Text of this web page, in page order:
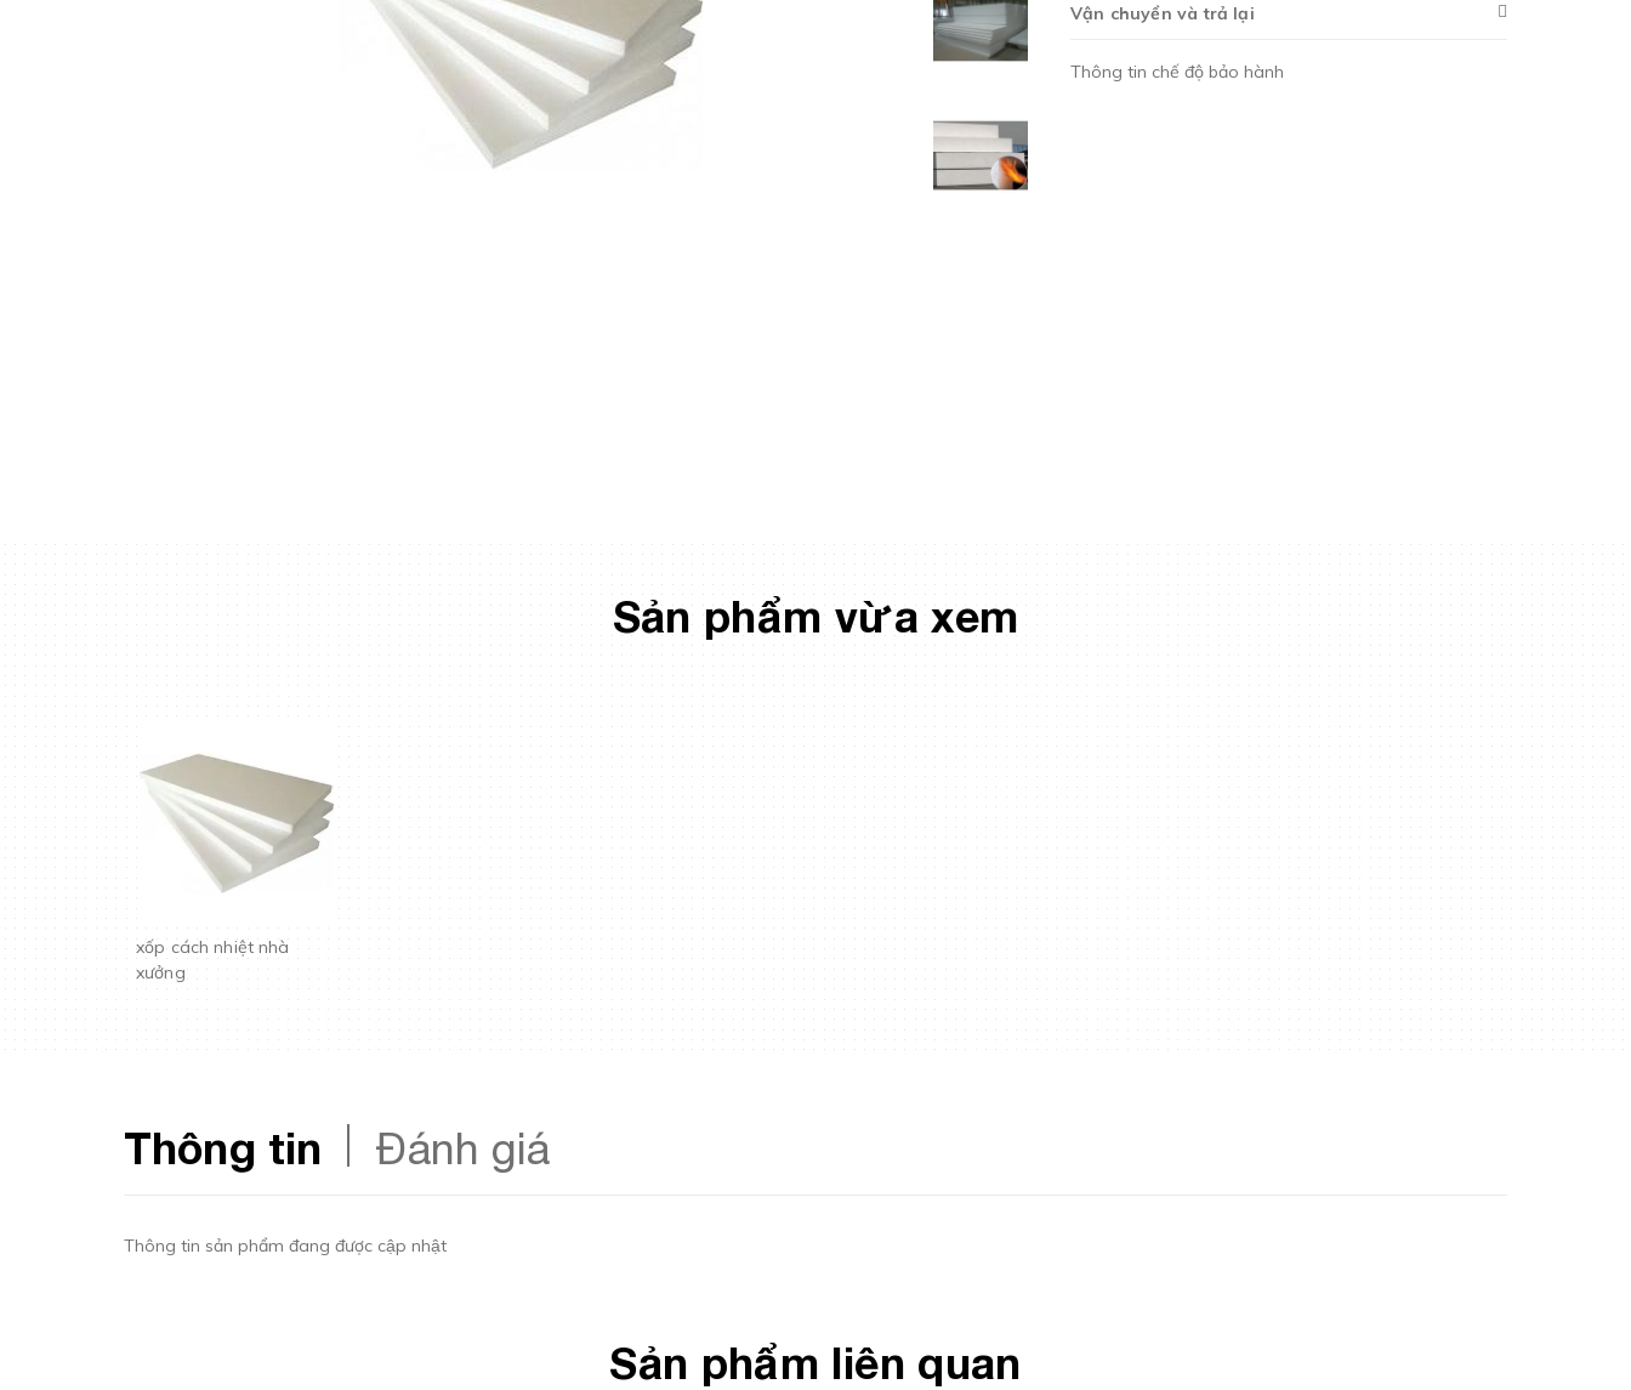
Vận chuyển và trả lại
Thông tin chế độ bảo hành
Sản phẩm vừa xem
xốp cách nhiệt nhà
xưởng
Thông tin Đánh giá
Thông tin sản phẩm đang được cập nhật
Sản phẩm liên quan